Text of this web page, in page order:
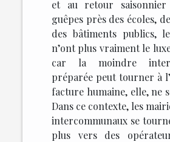
et au retour
guêpes près des écoles,
des bâtiments publics,
n’ont plus vraiment le
car la moindre
préparée peut tourner à
facture humaine, elle, ne
Dans ce contexte, les
intercommunaux se
plus vers des